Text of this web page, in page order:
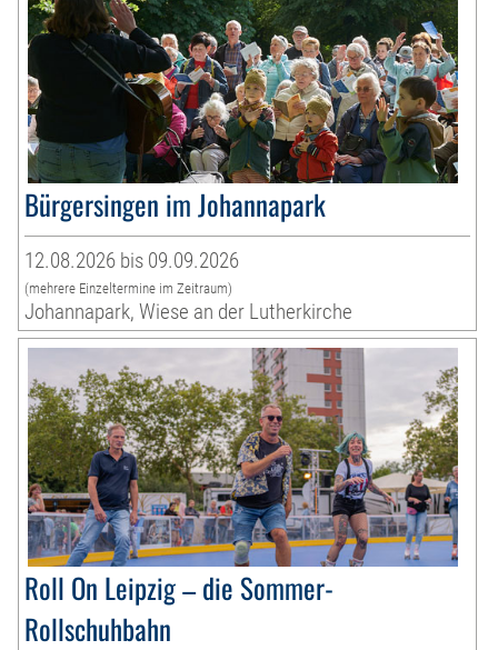
Bürgersingen im Johannapark
12.08.2026 bis 09.09.2026
(mehrere Einzeltermine im Zeitraum)
Johannapark, Wiese an der Lutherkirche
Roll On Leipzig – die Sommer-
Rollschuhbahn